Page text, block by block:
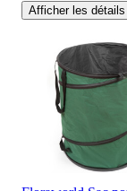
Afficher les détails